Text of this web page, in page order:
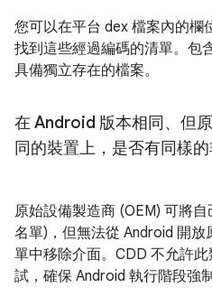
您可以在平台 dex 檔案內的欄
找到這些經過編碼的清單。包
具備獨立存在的檔案。
在 Android 版本相同、但
同的裝置上，是否有同樣的
原始設備製造商 (OEM) 可將
名單)，但無法從 Android 開放
單中移除介面。CDD 不允許
試，確保 Android 執行階段強